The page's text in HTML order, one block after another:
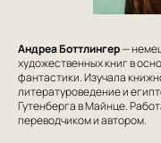
Андреа Боттлингер—
художественных книг в
фантастики. Изучала
литературоведение и
Гутенберга в Майнце.
переводчиком и автором.